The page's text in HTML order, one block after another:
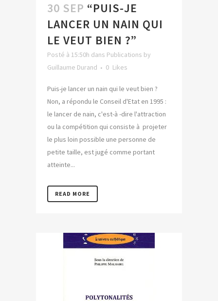
30 SEP “PUIS-JE
LANCER UN NAIN QUI
LE VEUT BIEN ?”
Posté à 15:50h dans Publications by
Guillaume Durand
0 Likes
Puis-je lancer un nain qui le veut bien ?
Non, a répondu le Conseil d'Etat en 1995 :
le lancer de nain, c'est-à -dire l'attraction
ou la compétition qui consiste à projeter
le plus loin possible une personne de
petite taille, est jugé comme portant
atteinte...
READ MORE